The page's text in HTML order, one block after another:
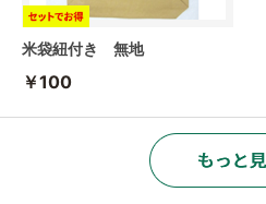
米袋紐付き 無地
￥100